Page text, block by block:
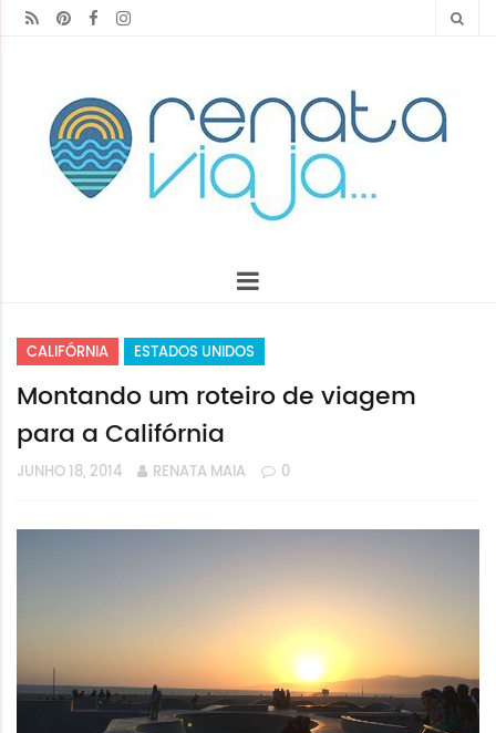
CALIFÓRNIA ESTADOS UNIDOS
Montando um roteiro de viagem
para a Califórnia
JUNHO 18, 2014 RENATA MAIA 0